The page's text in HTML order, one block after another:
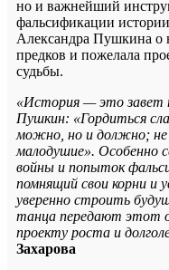
но и важнейший
фальсификации
Александра Пушкина о
предков и пожелала
судьбы.
«История — это завет
Пушкин: «Гордиться
можно, но и должно;
малодушие». Особенно
войны и попыток
помнящий свои корни и
уверенно строить
танца передают этот
проекту роста и
Захарова